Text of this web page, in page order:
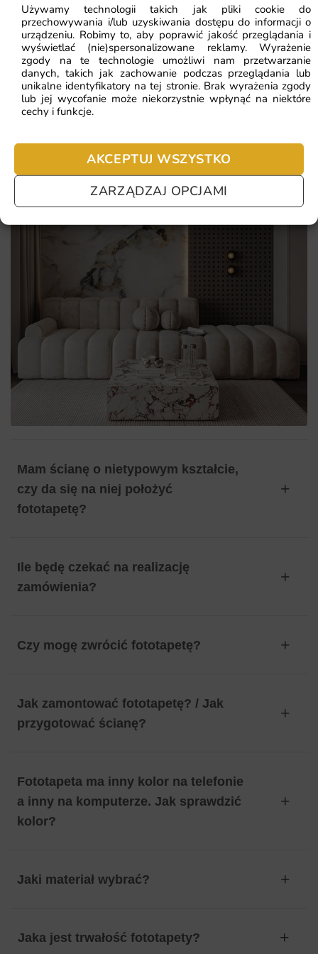
Używamy technologii takich jak pliki cookie do
przechowywania i/lub uzyskiwania dostępu do informacji o
urządzeniu. Robimy to, aby poprawić jakość przeglądania i
wyświetlać (nie)spersonalizowane reklamy. Wyrażenie
zgody na te technologie umożliwi nam przetwarzanie
danych, takich jak zachowanie podczas przeglądania lub
unikalne identyfikatory na tej stronie. Brak wyrażenia zgody
lub jej wycofanie może niekorzystnie wpłynąć na niektóre
cechy i funkcje.
AKCEPTUJ WSZYSTKO
ZARZĄDZAJ OPCJAMI
funkcjonalnością nowoczesnej dekoracji. To inwestycja w
trwały element aranżacji, który będzie cieszyć oko przez
lata.
Egzotyczne ptaki o intensywnych barwach
Tropikalny klimat dżungli
Niebanalny motyw urban jungle
Najczęściej zadawane pytania
Pomagamy i doradzamy przy każdym zakupie. Ale jeżeli
nie chcesz czekać – sprawdź najczęściej zadawane pytania.
Mam ścianę o nietypowym kształcie,
czy da się na niej położyć
fototapetę?
Ile będę czekać na realizację
zamówienia?
Czy mogę zwrócić fototapetę?
Jak zamontować fototapetę? / Jak
przygotować ścianę?
Fototapeta ma inny kolor na telefonie
a inny na komputerze. Jak sprawdzić
kolor?
Jaki materiał wybrać?
Jaka jest trwałość fototapety?